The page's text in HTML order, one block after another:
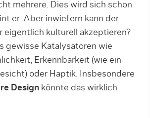
mehrere. Dies wird sich schon
er. Aber inwiefern kann der
eigentlich kulturell akzeptieren?
gewisse Katalysatoren wie
Erkennbarkeit (wie ein
oder Haptik. Insbesondere
Design könnte das wirklich